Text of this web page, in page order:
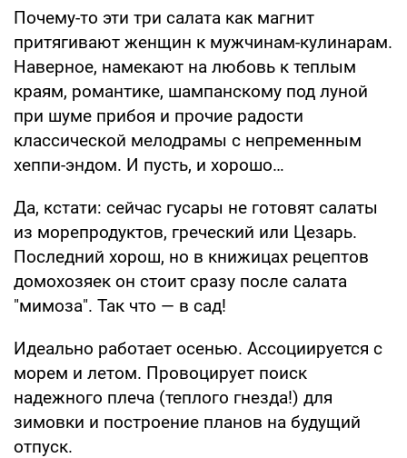
Почему-то эти три салата как магнит
притягивают женщин к мужчинам-кулинарам.
Наверное, намекают на любовь к теплым
краям, романтике, шампанскому под луной
при шуме прибоя и прочие радости
классической мелодрамы с непременным
хеппи-эндом. И пусть, и хорошо…
Да, кстати: сейчас гусары не готовят салаты
из морепродуктов, греческий или Цезарь.
Последний хорош, но в книжицах рецептов
домохозяек он стоит сразу после салата
"мимоза". Так что — в сад!
Идеально работает осенью. Ассоциируется с
морем и летом. Провоцирует поиск
надежного плеча (теплого гнезда!) для
зимовки и построение планов на будущий
отпуск.